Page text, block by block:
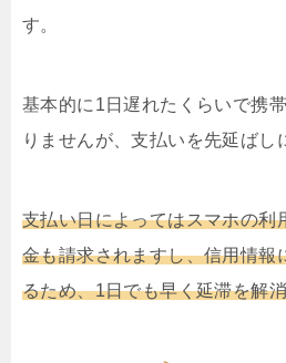
す。
基本的に1日遅れたくらいで携
りませんが、支払いを先延ばし
支払い日によってはスマホの利
金も請求されますし、信用情報
るため、1日でも早く延滞を解